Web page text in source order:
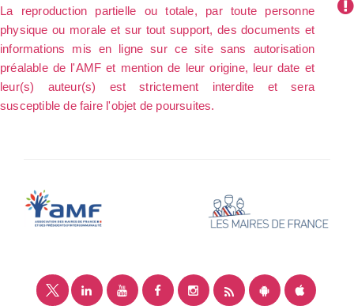
La reproduction partielle ou totale, par toute personne
physique ou morale et sur tout support, des documents et
informations mis en ligne sur ce site sans autorisation
préalable de l'AMF et mention de leur origine, leur date et
leur(s) auteur(s) est strictement interdite et sera
susceptible de faire l'objet de poursuites.